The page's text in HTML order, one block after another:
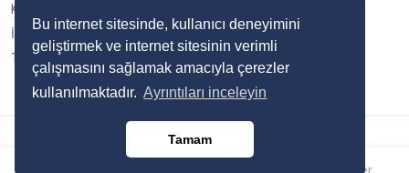
Bu internet sitesinde, kullanıcı deneyimini
geliştirmek ve internet sitesinin verimli
çalışmasını sağlamak amacıyla çerezler
kullanılmaktadır. Ayrıntıları inceleyin
Tamam
Kalite Taahhüdü
İş Sağlığı ve İş Güvenliği Politikası
Teknik Servisler